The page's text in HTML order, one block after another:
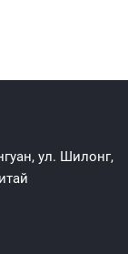
ул. Шилонг,